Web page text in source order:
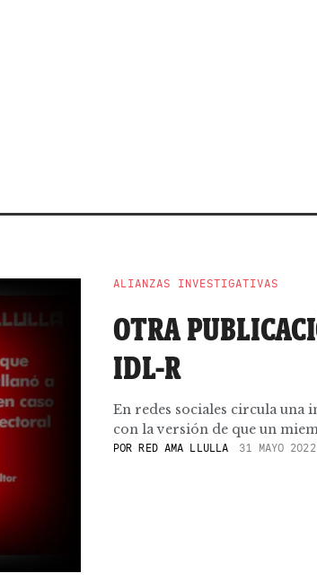
ALIANZAS INVESTIGATIVAS
OTRA
IDL-R
En redes sociales circula una
con la versión de que un
POR RED AMA LLULLA 31 MAYO 2022